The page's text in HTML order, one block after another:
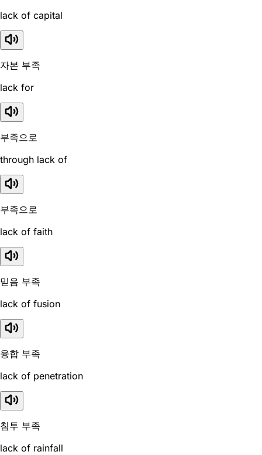
lack of capital
자본 부족
lack for
부족으로
through lack of
부족으로
lack of faith
믿음 부족
lack of fusion
융합 부족
lack of penetration
침투 부족
lack of rainfall